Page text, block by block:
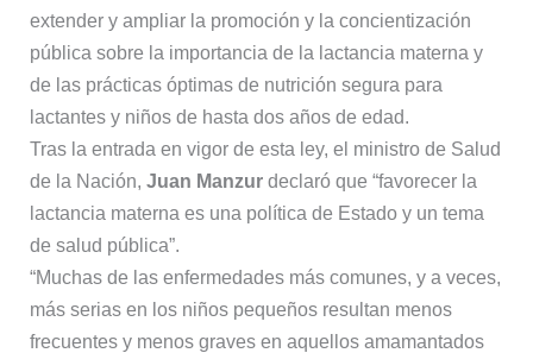
extender y ampliar la promoción y la concientización
pública sobre la importancia de la lactancia materna y
de las prácticas óptimas de nutrición segura para
lactantes y niños de hasta dos años de edad.
Tras la entrada en vigor de esta ley, el ministro de Salud
de la Nación,Juan Manzur declaró que “favorecer la
lactancia materna es una política de Estado y un tema
de salud pública”.
“Muchas de las enfermedades más comunes, y a veces,
más serias en los niños pequeños resultan menos
frecuentes y menos graves en aquellos amamantados